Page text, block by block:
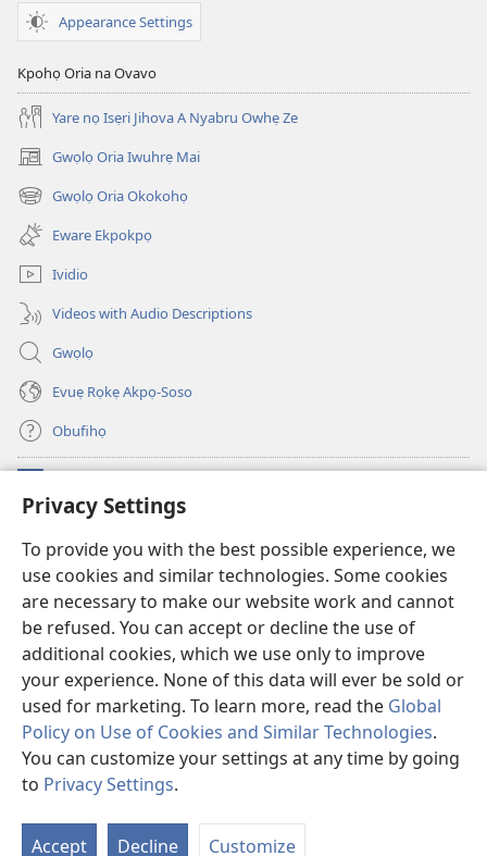
Privacy Settings
To provide you with the best possible experience, we
use cookies and similar technologies. Some cookies
are necessary to make our website work and cannot
be refused. You can accept or decline the use of
additional cookies, which we use only to improve
your experience. None of this data will ever be sold or
used for marketing. To learn more, read the Global
Policy on Use of Cookies and Similar Technologies.
You can customize your settings at any time by going
to Privacy Settings.
Accept Decline Customize
Appearance Settings
Kpohọ Oria na Ovavo
Yare nọ Isẹri Jihova A Nyabru Owhẹ Ze
Gwọlọ Oria Iwuhrẹ Mai
(opens
new
window)
Gwọlọ Oria Okokohọ
(opens
new
window)
Eware Ekpokpọ
Ividio
Videos with Audio Descriptions
Gwọlọ
Evuẹ Rọkẹ Akpọ-Soso
Obufihọ
(opens
new
UWOU-EBE ITANẸTE orọ Watchtower
(opens
new
window)JW Hub
(opens
new
window)JW Library
Copyright© 2026 Watch Tower Bible and Tract Society of Pennsylvania.
UZI KPAHE ERORUIRUO EVUẸ NA